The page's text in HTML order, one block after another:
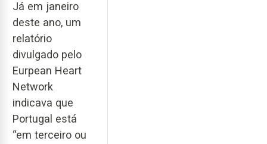
Já em janeiro
deste ano, um
relatório
divulgado pelo
Eurpean Heart
Network
indicava que
Portugal está
“em terceiro ou